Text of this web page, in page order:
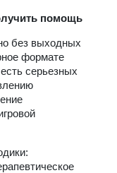
помощь
без выходных
формате
серьезных